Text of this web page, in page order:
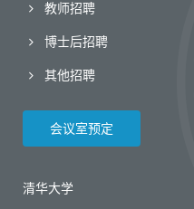
教师招聘
博士后招聘
其他招聘
会议室预定
清华大学